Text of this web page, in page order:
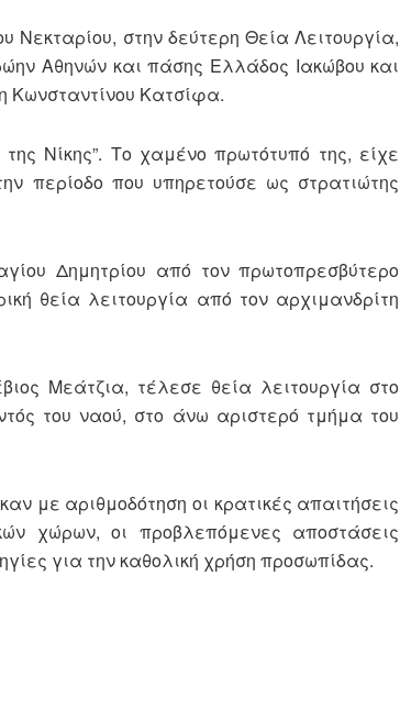
Νεκταρίου, στην δεύτερη Θεία Λειτουργία,
Αθηνών και πάσης Ελλάδος Ιακώβου και
Κωνσταντίνου Κατσίφα.
Νίκης”. Το χαμένο πρωτότυπό της, είχε
περίοδο που υπηρετούσε ως στρατιώτης
Δημητρίου από τον πρωτοπρεσβύτερο
θεία λειτουργία από τον αρχιμανδρίτη
Μεάτζια, τέλεσε θεία λειτουργία στο
του ναού, στο άνω αριστερό τμήμα του
με αριθμοδότηση οι κρατικές απαιτήσεις
χώρων, οι προβλεπόμενες αποστάσεις
για την καθολική χρήση προσωπίδας.